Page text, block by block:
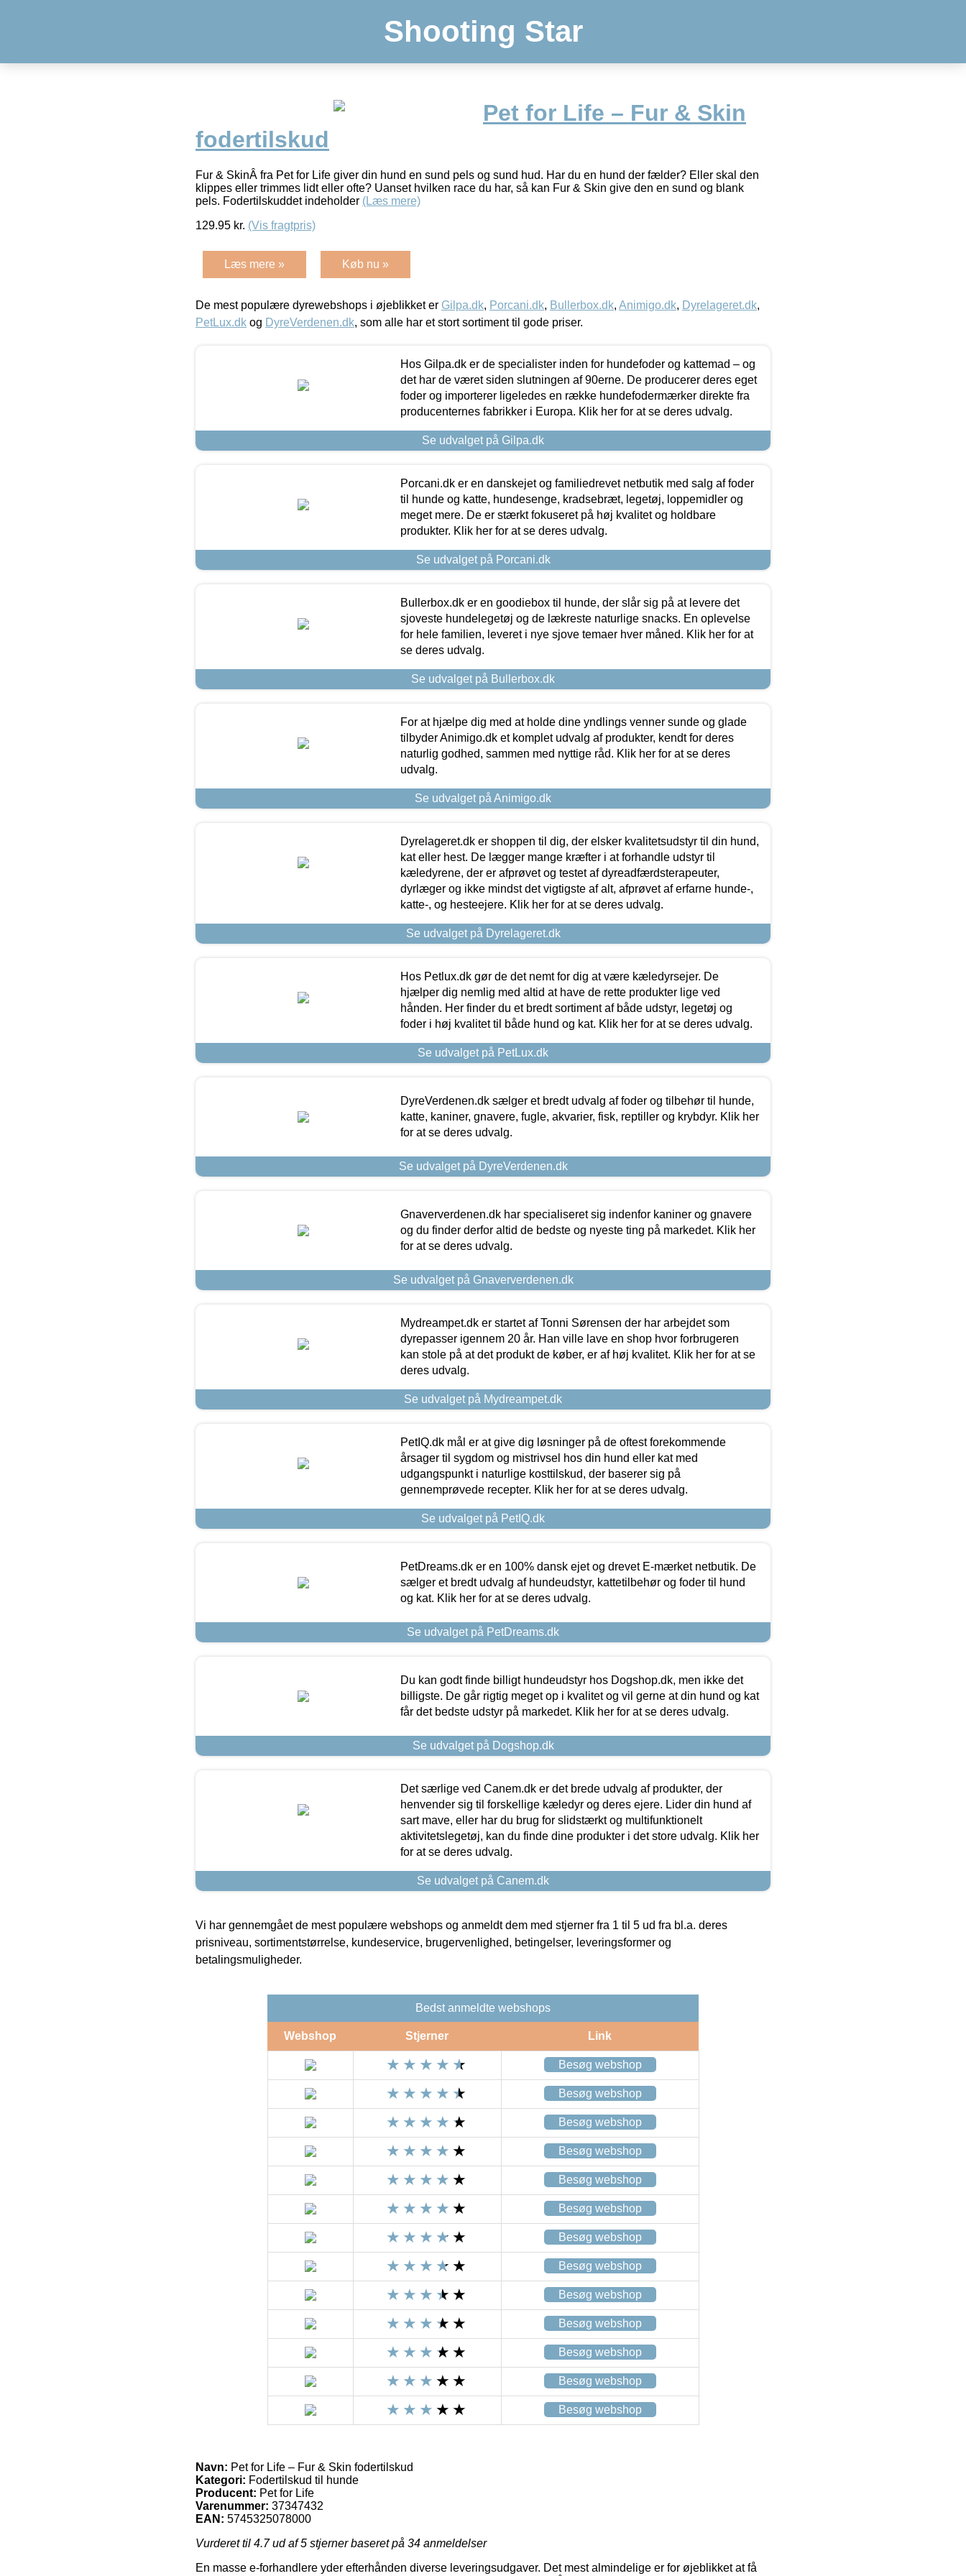
Shooting Star
Pet for Life – Fur & Skin
fodertilskud
Fur & SkinÂ fra Pet for Life giver din hund en sund pels og sund hud. Har du en hund der fælder? Eller skal den
klippes eller trimmes lidt eller ofte? Uanset hvilken race du har, så kan Fur & Skin give den en sund og blank
pels. Fodertilskuddet indeholder (Læs mere)
129.95 kr. (Vis fragtpris)
Læs mere » Køb nu »
De mest populære dyrewebshops i øjeblikket er Gilpa.dk, Porcani.dk, Bullerbox.dk, Animigo.dk, Dyrelageret.dk,
PetLux.dk og DyreVerdenen.dk, som alle har et stort sortiment til gode priser.
Hos Gilpa.dk er de specialister inden for hundefoder og kattemad – og
det har de været siden slutningen af 90erne. De producerer deres eget
foder og importerer ligeledes en række hundefodermærker direkte fra
producenternes fabrikker i Europa. Klik her for at se deres udvalg.
Se udvalget på Gilpa.dk
Porcani.dk er en danskejet og familiedrevet netbutik med salg af foder
til hunde og katte, hundesenge, kradsebræt, legetøj, loppemidler og
meget mere. De er stærkt fokuseret på høj kvalitet og holdbare
produkter. Klik her for at se deres udvalg.
Se udvalget på Porcani.dk
Bullerbox.dk er en goodiebox til hunde, der slår sig på at levere det
sjoveste hundelegetøj og de lækreste naturlige snacks. En oplevelse
for hele familien, leveret i nye sjove temaer hver måned. Klik her for at
se deres udvalg.
Se udvalget på Bullerbox.dk
For at hjælpe dig med at holde dine yndlings venner sunde og glade
tilbyder Animigo.dk et komplet udvalg af produkter, kendt for deres
naturlig godhed, sammen med nyttige råd. Klik her for at se deres
udvalg.
Se udvalget på Animigo.dk
Dyrelageret.dk er shoppen til dig, der elsker kvalitetsudstyr til din hund,
kat eller hest. De lægger mange kræfter i at forhandle udstyr til
kæledyrene, der er afprøvet og testet af dyreadfærdsterapeuter,
dyrlæger og ikke mindst det vigtigste af alt, afprøvet af erfarne hunde-,
katte-, og hesteejere. Klik her for at se deres udvalg.
Se udvalget på Dyrelageret.dk
Hos Petlux.dk gør de det nemt for dig at være kæledyrsejer. De
hjælper dig nemlig med altid at have de rette produkter lige ved
hånden. Her finder du et bredt sortiment af både udstyr, legetøj og
foder i høj kvalitet til både hund og kat. Klik her for at se deres udvalg.
Se udvalget på PetLux.dk
DyreVerdenen.dk sælger et bredt udvalg af foder og tilbehør til hunde,
katte, kaniner, gnavere, fugle, akvarier, fisk, reptiller og krybdyr. Klik her
for at se deres udvalg.
Se udvalget på DyreVerdenen.dk
Gnaververdenen.dk har specialiseret sig indenfor kaniner og gnavere
og du finder derfor altid de bedste og nyeste ting på markedet. Klik her
for at se deres udvalg.
Se udvalget på Gnaververdenen.dk
Mydreampet.dk er startet af Tonni Sørensen der har arbejdet som
dyrepasser igennem 20 år. Han ville lave en shop hvor forbrugeren
kan stole på at det produkt de køber, er af høj kvalitet. Klik her for at se
deres udvalg.
Se udvalget på Mydreampet.dk
PetIQ.dk mål er at give dig løsninger på de oftest forekommende
årsager til sygdom og mistrivsel hos din hund eller kat med
udgangspunkt i naturlige kosttilskud, der baserer sig på
gennemprøvede recepter. Klik her for at se deres udvalg.
Se udvalget på PetIQ.dk
PetDreams.dk er en 100% dansk ejet og drevet E-mærket netbutik. De
sælger et bredt udvalg af hundeudstyr, kattetilbehør og foder til hund
og kat. Klik her for at se deres udvalg.
Se udvalget på PetDreams.dk
Du kan godt finde billigt hundeudstyr hos Dogshop.dk, men ikke det
billigste. De går rigtig meget op i kvalitet og vil gerne at din hund og kat
får det bedste udstyr på markedet. Klik her for at se deres udvalg.
Se udvalget på Dogshop.dk
Det særlige ved Canem.dk er det brede udvalg af produkter, der
henvender sig til forskellige kæledyr og deres ejere. Lider din hund af
sart mave, eller har du brug for slidstærkt og multifunktionelt
aktivitetslegetøj, kan du finde dine produkter i det store udvalg. Klik her
for at se deres udvalg.
Se udvalget på Canem.dk
Vi har gennemgået de mest populære webshops og anmeldt dem med stjerner fra 1 til 5 ud fra bl.a. deres
prisniveau, sortimentstørrelse, kundeservice, brugervenlighed, betingelser, leveringsformer og
betalingsmuligheder.
Bedst anmeldte webshops
Webshop Stjerner Link
Besøg webshop
Besøg webshop
Besøg webshop
Besøg webshop
Besøg webshop
Besøg webshop
Besøg webshop
Besøg webshop
Besøg webshop
Besøg webshop
Besøg webshop
Besøg webshop
Besøg webshop
Navn: Pet for Life – Fur & Skin fodertilskud
Kategori: Fodertilskud til hunde
Producent: Pet for Life
Varenummer: 37347432
EAN: 5745325078000
Vurderet til 4.7ud af 5 stjerner baseret på 34 anmeldelser
En masse e-forhandlere yder efterhånden diverse leveringsudgaver. Det mest almindelige er for øjeblikket at få